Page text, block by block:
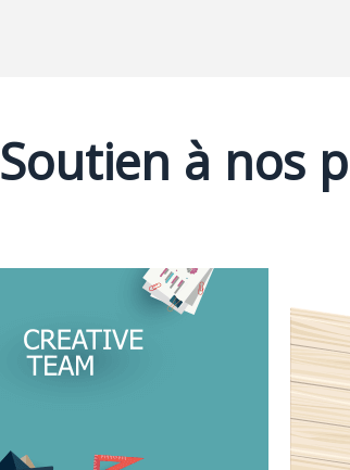
Soutien à nos